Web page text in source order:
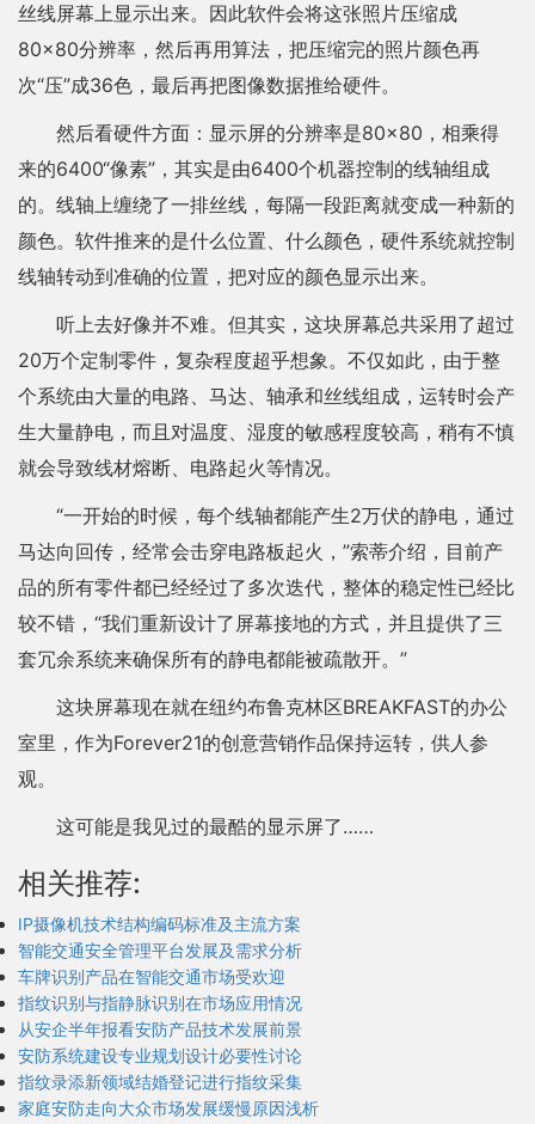
丝线屏幕上显示出来。因此软件会将这张照片压缩成
80×80分辨率，然后再用算法，把压缩完的照片颜色再
次“压”成36色，最后再把图像数据推给硬件。
然后看硬件方面：显示屏的分辨率是80×80，相乘得
来的6400“像素”，其实是由6400个机器控制的线轴组成
的。线轴上缠绕了一排丝线，每隔一段距离就变成一种新的
颜色。软件推来的是什么位置、什么颜色，硬件系统就控制
线轴转动到准确的位置，把对应的颜色显示出来。
听上去好像并不难。但其实，这块屏幕总共采用了超过
20万个定制零件，复杂程度超乎想象。不仅如此，由于整
个系统由大量的电路、马达、轴承和丝线组成，运转时会产
生大量静电，而且对温度、湿度的敏感程度较高，稍有不慎
就会导致线材熔断、电路起火等情况。
“一开始的时候，每个线轴都能产生2万伏的静电，通过
马达向回传，经常会击穿电路板起火，”索蒂介绍，目前产
品的所有零件都已经经过了多次迭代，整体的稳定性已经比
较不错，“我们重新设计了屏幕接地的方式，并且提供了三
套冗余系统来确保所有的静电都能被疏散开。”
这块屏幕现在就在纽约布鲁克林区BREAKFAST的办公
室里，作为Forever21的创意营销作品保持运转，供人参
观。
这可能是我见过的最酷的显示屏了……
相关推荐:
IP摄像机技术结构编码标准及主流方案
智能交通安全管理平台发展及需求分析
车牌识别产品在智能交通市场受欢迎
指纹识别与指静脉识别在市场应用情况
从安企半年报看安防产品技术发展前景
安防系统建设专业规划设计必要性讨论
指纹录添新领域结婚登记进行指纹采集
家庭安防走向大众市场发展缓慢原因浅析